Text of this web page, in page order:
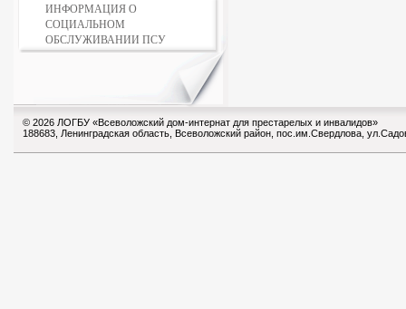
ИНФОРМАЦИЯ О
СОЦИАЛЬНОМ
ОБСЛУЖИВАНИИ ПСУ
© 2026 ЛОГБУ «Всеволожский дом-интернат для престарелых и инвалидов»
188683, Ленинградская область, Всеволожский район, пос.им.Свердлова,